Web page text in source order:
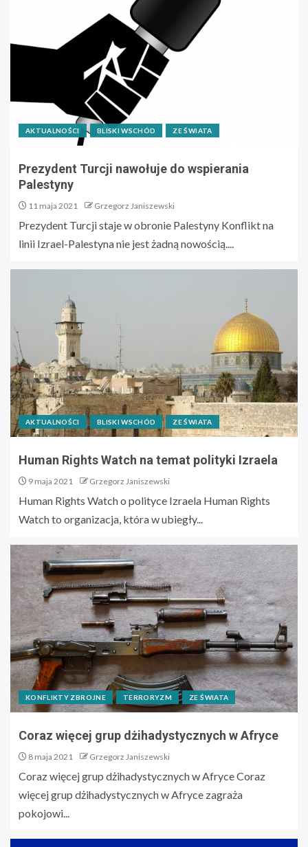
AKTUALNOŚCI BLISKI WSCHÓD ZE ŚWIATA
Prezydent Turcji nawołuje do wspierania
Palestyny
11 maja 2021 Grzegorz Janiszewski
Prezydent Turcji staje w obronie Palestyny Konflikt na
linii Izrael-Palestyna nie jest żadną nowością....
AKTUALNOŚCI BLISKI WSCHÓD ZE ŚWIATA
Human Rights Watch na temat polityki Izraela
9 maja 2021 Grzegorz Janiszewski
Human Rights Watch o polityce Izraela Human Rights
Watch to organizacja, która w ubiegły...
KONFLIKTY ZBROJNE TERRORYZM ZE ŚWIATA
Coraz więcej grup dżihadystycznych w Afryce
8 maja 2021 Grzegorz Janiszewski
Coraz więcej grup dżihadystycznych w Afryce Coraz
więcej grup dżihadystycznych w Afryce zagraża
pokojowi...